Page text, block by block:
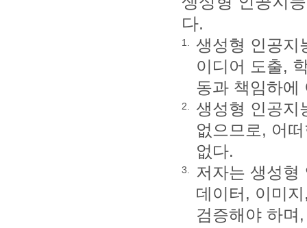
다.
1.
생성형 인공지
이디어 도출,
동과 책임하에
2.
생성형 인공지
없으므로, 어
없다.
3.
저자는 생성형
데이터, 이미
검증해야 하며